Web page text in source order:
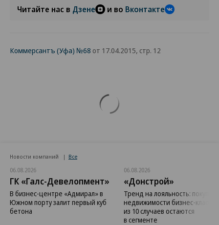
Читайте нас в Дзене и во Вконтакте
Коммерсантъ (Уфа) №68 от 17.04.2015, стр. 12
Новости компаний Все
06.08.2026
ГК «Галс-Девелопмент»
В бизнес-центре «Адмирал» в
Южном порту залит первый куб
бетона
06.08.2026
«Донстрой»
Тренд на лояльность:
недвижимости бизнес-класса
из 10 случаев остаются
в сегменте